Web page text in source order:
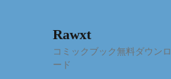
Rawxt
コミックブック無料ダウンロ
ード